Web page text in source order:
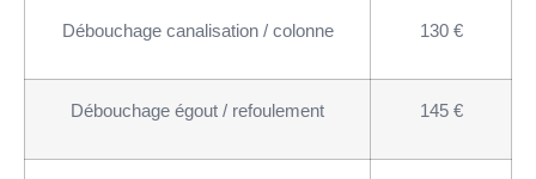
Débouchage canalisation / colonne 130 €
Débouchage égout / refoulement 145 €